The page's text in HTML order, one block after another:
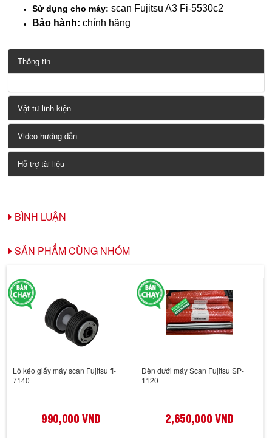
Sử dụng cho máy: scan Fujitsu A3 Fi-5530c2
Bảo hành: chính hãng
Thông tin
Vật tư linh kiện
Video hướng dẫn
Hỗ trợ tài liệu
BÌNH LUẬN
SẢN PHẨM CÙNG NHÓM
Lô kéo giấy máy scan Fujitsu fi-
7140
990,000 VND
Đèn dưới máy Scan Fujitsu SP-
1120
2,650,000 VND